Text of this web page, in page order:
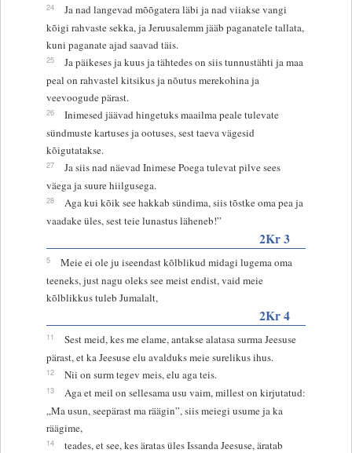
24
Ja nad langevad mõõgatera läbi ja nad viiakse vangi
kõigi rahvaste sekka, ja Jeruusalemm jääb paganatele tallata,
kuni paganate ajad saavad täis.
25
Ja päikeses ja kuus ja tähtedes on siis tunnustähti ja maa
peal on rahvastel kitsikus ja nõutus merekohina ja
veevoogude pärast.
26
Inimesed jäävad hingetuks maailma peale tulevate
sündmuste kartuses ja ootuses, sest taeva vägesid
kõigutatakse.
27
Ja siis nad näevad Inimese Poega tulevat pilve sees
väega ja suure hiilgusega.
28
Aga kui kõik see hakkab sündima, siis tõstke oma pea ja
vaadake üles, sest teie lunastus läheneb!”
2Kr 3
5
Meie ei ole ju iseendast kõlblikud midagi lugema oma
teeneks, just nagu oleks see meist endist, vaid meie
kõlblikkus tuleb Jumalalt,
2Kr 4
11
Sest meid, kes me elame, antakse alatasa surma Jeesuse
pärast, et ka Jeesuse elu avalduks meie surelikus ihus.
12 Nii on surm tegev meis, elu aga teis.
13
Aga et meil on sellesama usu vaim, millest on kirjutatud:
„Ma usun, seepärast ma räägin”, siis meiegi usume ja ka
räägime,
14
teades, et see, kes äratas üles Issanda Jeesuse, äratab